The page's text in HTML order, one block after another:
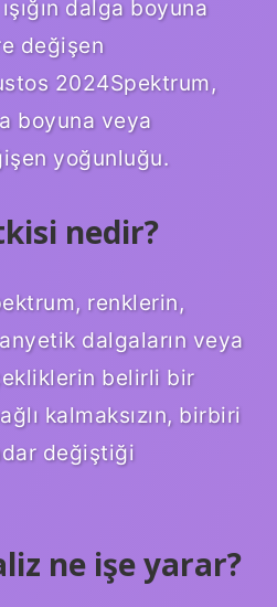
dalga boyuna
değişen
2024Spektrum,
boyuna veya
yoğunluğu.
nedir?
renklerin,
dalgaların veya
belirli bir
kalmaksızın, birbiri
değiştiği
ne işe yarar?